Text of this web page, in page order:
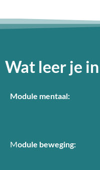
Wat leer je
Module mentaal:
Module beweging: